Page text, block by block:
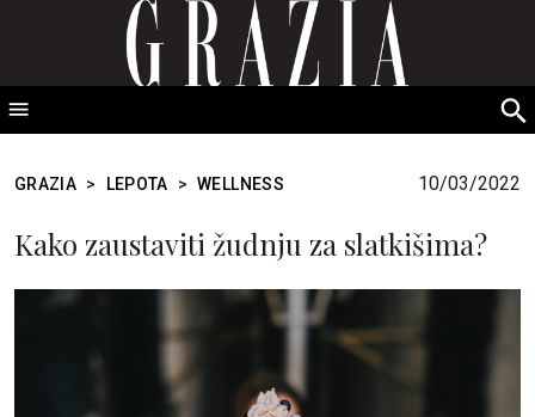
GRAZIA Srbija
GRAZIA > LEPOTA > WELLNESS 10/03/2022
Kako zaustaviti žudnju za slatkišima?